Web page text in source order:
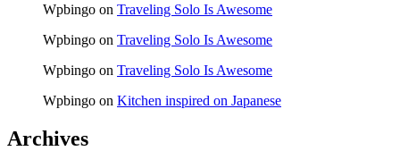
Wpbingo on Traveling Solo Is Awesome
Wpbingo on Traveling Solo Is Awesome
Wpbingo on Traveling Solo Is Awesome
Wpbingo on Kitchen inspired on Japanese
Archives